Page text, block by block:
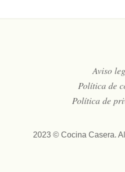
Aviso
Política de
Política de
2023 © Cocina Casera.